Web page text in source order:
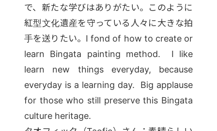
で、新たな学びはありがたい。このように
紅型文化遺産を守っている人々に大きな拍
手を送りたい。I fond of how to create or
learn Bingata painting method. I like
learn new things everyday, because
everyday is a learning day. Big applause
for those who still preserve this Bingata
culture heritage.